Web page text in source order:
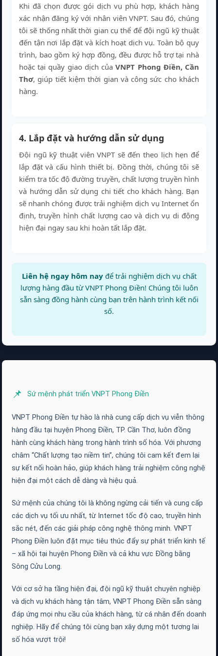
Khi đã chọn được gói dịch vụ phù hợp, khách hàng
xác nhận đăng ký với nhân viên VNPT. Sau đó, chúng
tôi sẽ thống nhất thời gian cụ thể để đội ngũ kỹ thuật
đến tận nơi lắp đặt và kích hoạt dịch vụ. Toàn bộ quy
trình, bao gồm ký hợp đồng, đều được hỗ trợ tại nhà
hoặc tại quầy giao dịch củaVNPT Phong Điền, Cần
Thơ, giúp tiết kiệm thời gian và công sức cho khách
hàng.
4. Lắp đặt và hướng dẫn sử dụng
Đội ngũ kỹ thuật viên VNPT sẽ đến theo lịch hẹn để
lắp đặt và cấu hình thiết bị. Đồng thời, chúng tôi sẽ
kiểm tra tốc độ đường truyền, chất lượng truyền hình
và hướng dẫn sử dụng chi tiết cho khách hàng. Bạn
sẽ nhanh chóng được trải nghiệm dịch vụ Internet ổn
định, truyền hình chất lượng cao và dịch vụ di động
hiện đại ngay sau khi hoàn tất lắp đặt.
Liên hệ ngay hôm nayđể trải nghiệm dịch vụ chất
lượng hàng đầu từ VNPT Phong Điền! Chúng tôi luôn
sẵn sàng đồng hành cùng bạn trên hành trình kết nối
số.
📌 Sứ mệnh phát triển VNPT Phong Điền
VNPT Phong Điền tự hào là nhà cung cấp dịch vụ viễn thông
hàng đầu tại huyện Phong Điền, TP. Cần Thơ, luôn đồng
hành cùng khách hàng trong hành trình số hóa. Với phương
châm “Chất lượng tạo niềm tin”, chúng tôi cam kết đem lại
sự kết nối hoàn hảo, giúp khách hàng trải nghiệm công nghệ
hiện đại một cách dễ dàng và hiệu quả.
Sứ mệnh của chúng tôi là không ngừng cải tiến và cung cấp
các dịch vụ tối ưu nhất, từ Internet tốc độ cao, truyền hình
sắc nét, đến các giải pháp công nghệ thông minh. VNPT
Phong Điền luôn đặt mục tiêu thúc đẩy sự phát triển kinh tế
– xã hội tại huyện Phong Điền và cả khu vực Đồng bằng
Sông Cửu Long.
Với cơ sở hạ tầng hiện đại, đội ngũ kỹ thuật chuyên nghiệp
và dịch vụ khách hàng tận tâm, VNPT Phong Điền sẵn sàng
đáp ứng mọi nhu cầu của khách hàng, từ cá nhân đến doanh
nghiệp. Hãy để chúng tôi cùng bạn xây dựng một tương lai
số hóa vượt trội!